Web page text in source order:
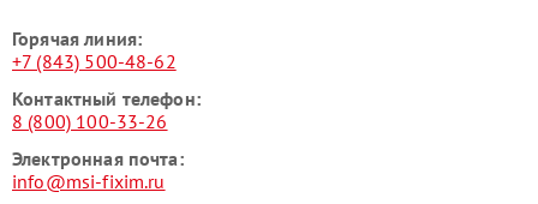
Горячая линия:
+7 (843) 500-48-62
Контактный телефон:
8 (800) 100-33-26
Электронная почта:
info@msi-fixim.ru